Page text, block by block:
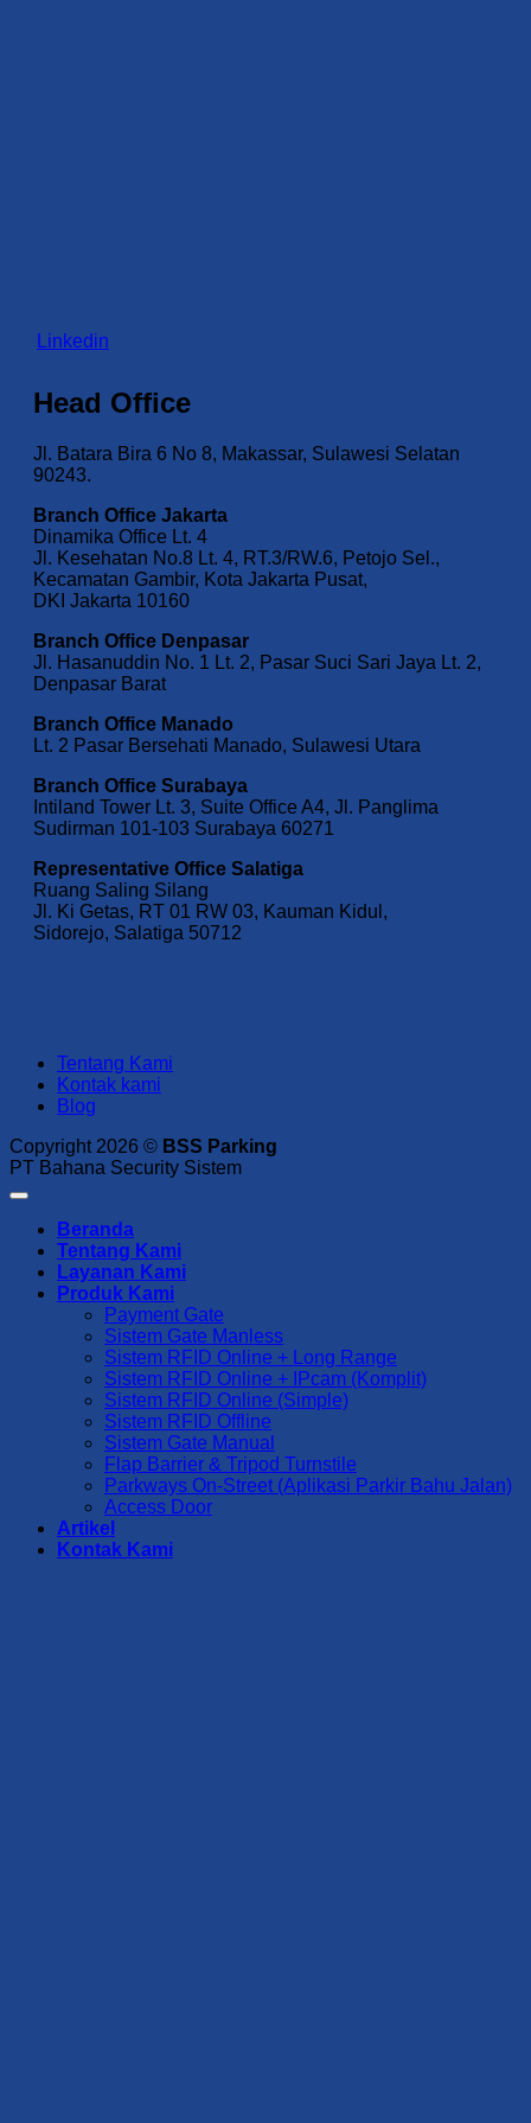
Linkedin
Head Office
Jl. Batara Bira 6 No 8, Makassar, Sulawesi Selatan
90243.
Branch Office Jakarta
Dinamika Office Lt. 4
Jl. Kesehatan No.8 Lt. 4, RT.3/RW.6, Petojo Sel.,
Kecamatan Gambir, Kota Jakarta Pusat,
DKI Jakarta 10160
Branch Office Denpasar
Jl. Hasanuddin No. 1 Lt. 2, Pasar Suci Sari Jaya Lt. 2,
Denpasar Barat
Branch Office Manado
Lt. 2 Pasar Bersehati Manado, Sulawesi Utara
Branch Office Surabaya
Intiland Tower Lt. 3, Suite Office A4, Jl. Panglima
Sudirman 101-103 Surabaya 60271
Representative Office Salatiga
Ruang Saling Silang
Jl. Ki Getas, RT 01 RW 03, Kauman Kidul,
Sidorejo, Salatiga 50712
Tentang Kami
Kontak kami
Blog
Copyright 2026 © BSS Parking
PT Bahana Security Sistem
Beranda
Tentang Kami
Layanan Kami
Produk Kami
Payment Gate
Sistem Gate Manless
Sistem RFID Online + Long Range
Sistem RFID Online + IPcam (Komplit)
Sistem RFID Online (Simple)
Sistem RFID Offline
Sistem Gate Manual
Flap Barrier & Tripod Turnstile
Parkways On-Street (Aplikasi Parkir Bahu Jalan)
Access Door
Artikel
Kontak Kami